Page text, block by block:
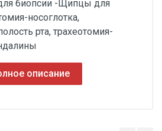
биопсии -Щипцы для
носоглотка,
рта, трахеотомия-
описание